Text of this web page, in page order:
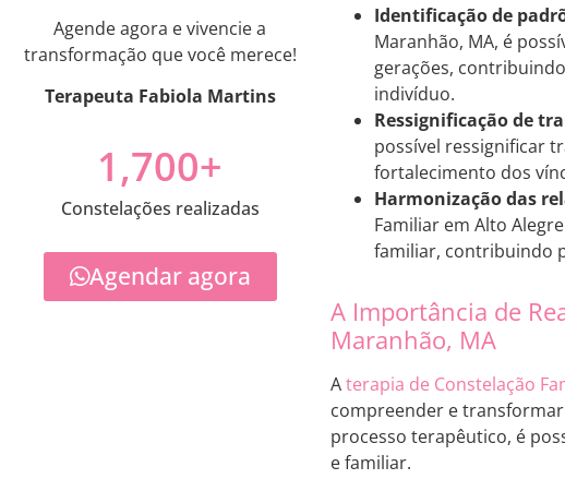
Agende agora e vivencie a
transformação que você merece!
Terapeuta Fabiola Martins
Constelações realizadas
1,700+
Agendar agora
Identificação de
Maranhão, MA, é
gerações,
indivíduo.
Ressignificação de
possível ressignificar
fortalecimento dos
Harmonização das
Familiar em Alto
familiar, contribuindo
A Importância de
Maranhão, MA
Aterapia de Constelação
compreender e
processo terapêutico, é
e familiar.